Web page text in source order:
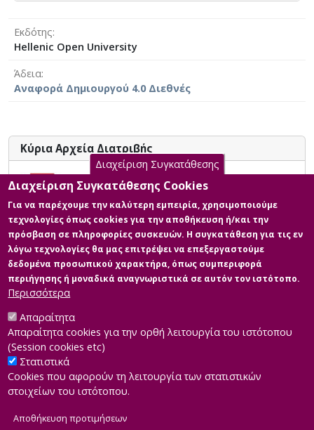
οποία είναι μια γειτονική χώρα που έχει πολιτιστικές
ομοιότητες με την Ελλάδα αν και η οικονομία της
Η αποτελεσματικότητα της υιοθέτησης λογιστικών
προτύπων δεν μπορούσε να αποδειχθεί σε κάθε
βελτίωση των οικονομικών μεγεθών των εταιρειών.
Το οικονομικό πλαίσιο μέσα στο οποίο λειτουργούν
αυτές οι ποσότητες είναι ο πιο κρίσιμος παράγοντας
για την ανάπτυξή τους ή την έλλειψή τους.
Εκδότης
Hellenic Open University
Άδεια
Αναφορά Δημιουργού 4.0 Διεθνές
Κύρια Αρχεία Διατριβής
ΜΕΛΕΤΗ ΤΗΣ ΑΝΑΓΚΗΣ
ΥΙΟΘΕΤΗΣΗΣ ΤΩΝ ΔΙΕΘΝΗ
ΛΟΓΙΣΤΙΚΩΝ ΠΡΟΤΥΠΩΝ ΑΠΟ ΤΙΣ
ΕΛΛΗΝΙΚΕΣ ΕΠΙΧΕΙΡΗΣΕΙΣ
Περιγραφή: ΜΕΛΕΤΗ ΤΗΣ
ΑΝΑΓΚΗΣ ΥΙΟΘΕΤΗΣΗΣ ΤΩΝ
ΔΙΕΘΝΗ ΛΟΓΙΣΤΙΚΩΝ ΠΡΟΤΥΠΩΝ
ΑΠΟ ΤΙΣ ΕΛΛΗΝΙΚΕΣ
Developed byINTEROPTICS
Διαχείριση Συγκατάθεσης
Διαχείριση Συγκατάθεσης Cookies
Για να παρέχουμε την καλύτερη εμπειρία, χρησιμοποιούμε
τεχνολογίες όπως cookies για την αποθήκευση ή/και την
πρόσβαση σε πληροφορίες συσκευών. Η συγκατάθεση για τις εν
λόγω τεχνολογίες θα μας επιτρέψει να επεξεργαστούμε
δεδομένα προσωπικού χαρακτήρα, όπως συμπεριφορά
περιήγησης ή μοναδικά αναγνωριστικά σε αυτόν τον ιστότοπο.
Περισσότερα
Απαραίτητα
Απαραίτητα cookies για την ορθή λειτουργία του ιστότοπου
(Session cookies etc)
Στατιστικά
Cookies που αφορούν τη λειτουργία των στατιστικών
στοιχείων του ιστότοπου.
Αποθήκευση προτιμήσεων